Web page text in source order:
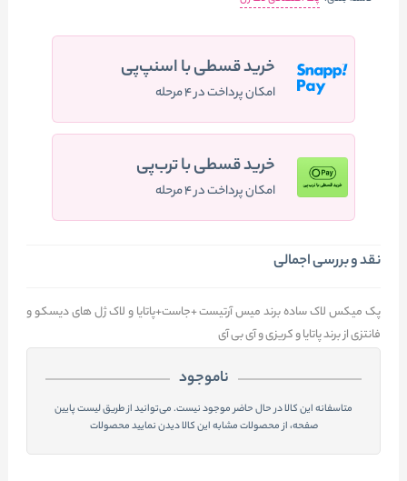
خرید قسطی با اسنپ‌پی
امکان پرداخت در ۴ مرحله
خرید قسطی با ترب‌پی
امکان پرداخت در ۴ مرحله
نقد و بررسی اجمالی
پک میکس لاک ساده برند میس آرتیست +جاست+پاتایا و لاک ژل های دیسکو و
فانتزی از برند پاتایا و کریزی و آی بی آی
ناموجود
متاسفانه این کالا در حال حاضر موجود نیست. می‌توانید از طریق لیست پایین
صفحه، از محصولات مشابه این کالا دیدن نمایید محصولات